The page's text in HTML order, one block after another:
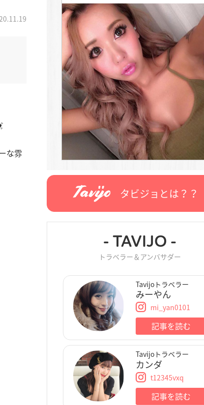
な雰
タビジョとは？？
- TAVIJO -
トラベラー＆アンバサダー
Tavijoトラベラー
みーやん
mi_yan0101
記事を読む
Tavijoトラベラー
カンダ
t12345vxq
記事を読む